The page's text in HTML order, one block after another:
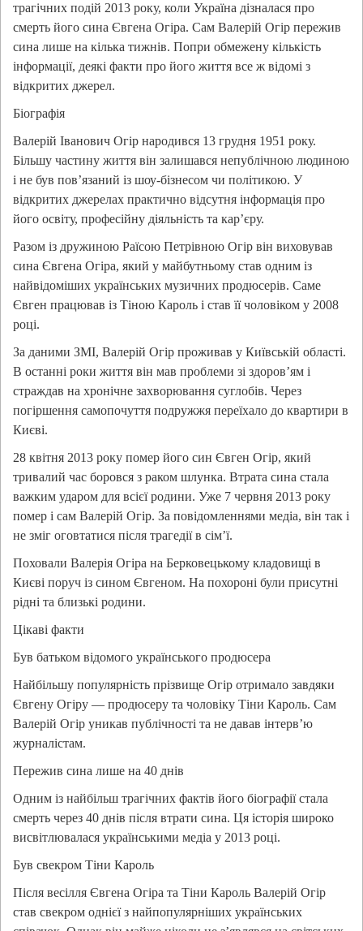
трагічних подій 2013 року, коли Україна дізналася про
смерть його сина Євгена Огіра. Сам Валерій Огір пережив
сина лише на кілька тижнів. Попри обмежену кількість
інформації, деякі факти про його життя все ж відомі з
відкритих джерел.
Біографія
Валерій Іванович Огір народився 13 грудня 1951 року.
Більшу частину життя він залишався непублічною людиною
і не був пов’язаний із шоу-бізнесом чи політикою. У
відкритих джерелах практично відсутня інформація про
його освіту, професійну діяльність та кар’єру.
Разом із дружиною Раїсою Петрівною Огір він виховував
сина Євгена Огіра, який у майбутньому став одним із
найвідоміших українських музичних продюсерів. Саме
Євген працював із Тіною Кароль і став її чоловіком у 2008
році.
За даними ЗМІ, Валерій Огір проживав у Київській області.
В останні роки життя він мав проблеми зі здоров’ям і
страждав на хронічне захворювання суглобів. Через
погіршення самопочуття подружжя переїхало до квартири в
Києві.
28 квітня 2013 року помер його син Євген Огір, який
тривалий час боровся з раком шлунка. Втрата сина стала
важким ударом для всієї родини. Уже 7 червня 2013 року
помер і сам Валерій Огір. За повідомленнями медіа, він так і
не зміг оговтатися після трагедії в сім’ї.
Поховали Валерія Огіра на Берковецькому кладовищі в
Києві поруч із сином Євгеном. На похороні були присутні
рідні та близькі родини.
Цікаві факти
Був батьком відомого українського продюсера
Найбільшу популярність прізвище Огір отримало завдяки
Євгену Огіру — продюсеру та чоловіку Тіни Кароль. Сам
Валерій Огір уникав публічності та не давав інтерв’ю
журналістам.
Пережив сина лише на 40 днів
Одним із найбільш трагічних фактів його біографії стала
смерть через 40 днів після втрати сина. Ця історія широко
висвітлювалася українськими медіа у 2013 році.
Був свекром Тіни Кароль
Після весілля Євгена Огіра та Тіни Кароль Валерій Огір
став свекром однієї з найпопулярніших українських